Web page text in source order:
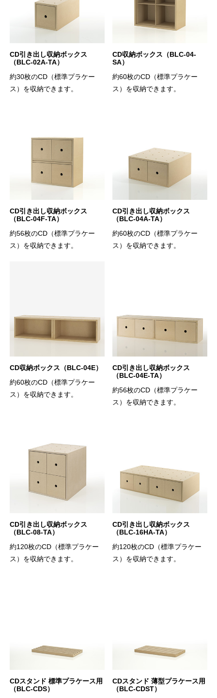
CD引き出し収納ボックス
（BLC-02A-TA）
約30枚のCD（標準プラケー
ス）を収納できます。
CD収納ボックス（BLC-04-
SA）
約60枚のCD（標準プラケー
ス）を収納できます。
CD引き出し収納ボックス
（BLC-04F-TA）
約56枚のCD（標準プラケー
ス）を収納できます。
CD引き出し収納ボックス
（BLC-04A-TA）
約60枚のCD（標準プラケー
ス）を収納できます。
CD収納ボックス（BLC-04E）
約60枚のCD（標準プラケー
ス）を収納できます。
CD引き出し収納ボックス
（BLC-04E-TA）
約56枚のCD（標準プラケー
ス）を収納できます。
CD引き出し収納ボックス
（BLC-08-TA）
約120枚のCD（標準プラケー
ス）を収納できます。
CD引き出し収納ボックス
（BLC-16HA-TA）
約120枚のCD（標準プラケー
ス）を収納できます。
CDスタンド 標準プラケース用
（BLC-CDS）
CDスタンド 薄型プラケース用
（BLC-CDST）